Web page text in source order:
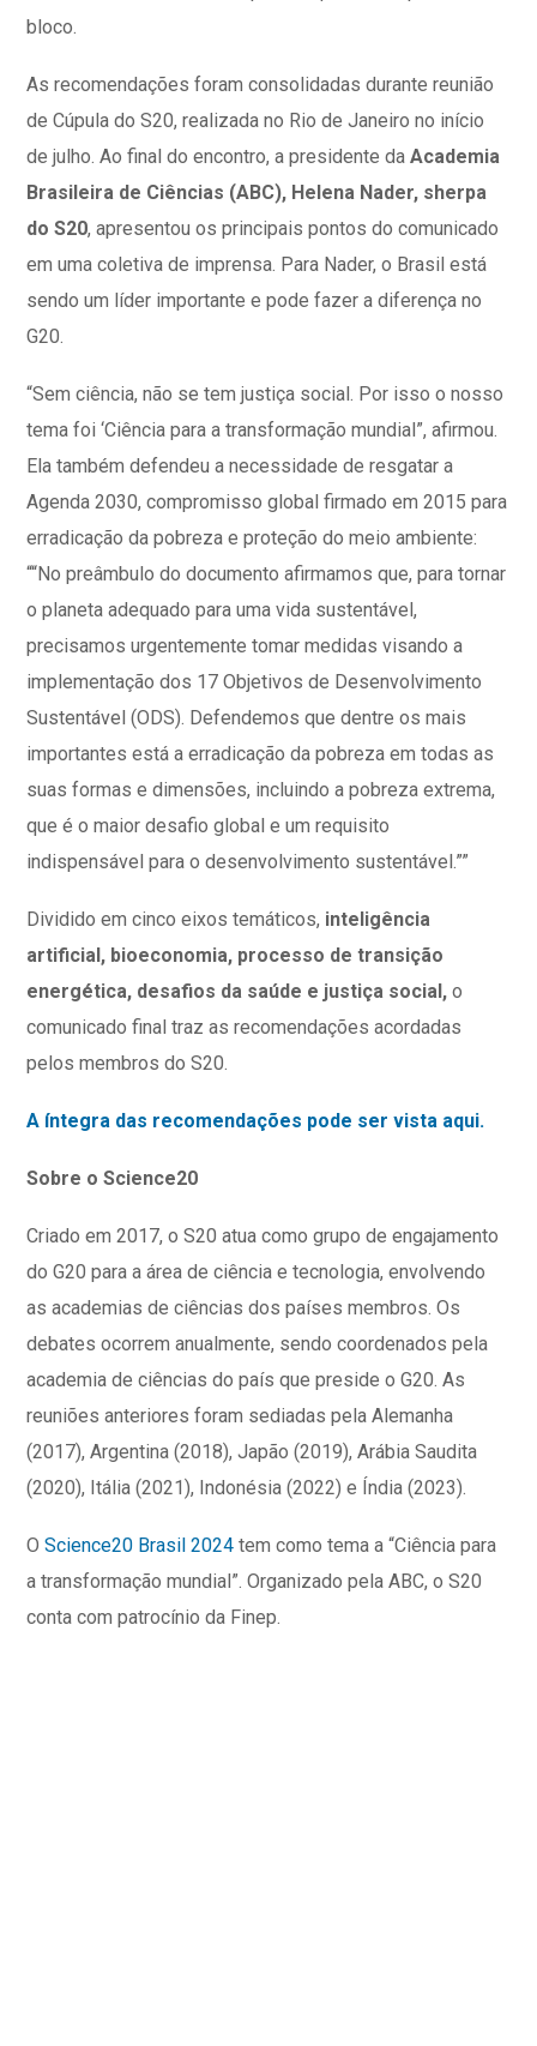
bloco.
As recomendações foram consolidadas durante reunião
de Cúpula do S20, realizada no Rio de Janeiro no início
de julho. Ao final do encontro, a presidente daAcademia
Brasileira de Ciências (ABC), Helena Nader, sherpa
do S20, apresentou os principais pontos do comunicado
em uma coletiva de imprensa. Para Nader, o Brasil está
sendo um líder importante e pode fazer a diferença no
G20.
“Sem ciência, não se tem justiça social. Por isso o nosso
tema foi ‘Ciência para a transformação mundial”, afirmou.
Ela também defendeu a necessidade de resgatar a
Agenda 2030, compromisso global firmado em 2015 para
erradicação da pobreza e proteção do meio ambiente:
““No preâmbulo do documento afirmamos que, para tornar
o planeta adequado para uma vida sustentável,
precisamos urgentemente tomar medidas visando a
implementação dos 17 Objetivos de Desenvolvimento
Sustentável (ODS). Defendemos que dentre os mais
importantes está a erradicação da pobreza em todas as
suas formas e dimensões, incluindo a pobreza extrema,
que é o maior desafio global e um requisito
indispensável para o desenvolvimento sustentável.””
Dividido em cinco eixos temáticos, inteligência
artificial, bioeconomia, processo de transição
energética, desafios da saúde e justiça social,o
comunicado final traz as recomendações acordadas
pelos membros do S20.
A íntegra das recomendações pode ser vista aqui.
Sobre o Science20
Criado em 2017, o S20 atua como grupo de engajamento
do G20 para a área de ciência e tecnologia, envolvendo
as academias de ciências dos países membros. Os
debates ocorrem anualmente, sendo coordenados pela
academia de ciências do país que preside o G20. As
reuniões anteriores foram sediadas pela Alemanha
(2017), Argentina (2018), Japão (2019), Arábia Saudita
(2020), Itália (2021), Indonésia (2022) e Índia (2023).
OScience20 Brasil 2024 tem como tema a “Ciência para
a transformação mundial”. Organizado pela ABC, o S20
conta com patrocínio da Finep.